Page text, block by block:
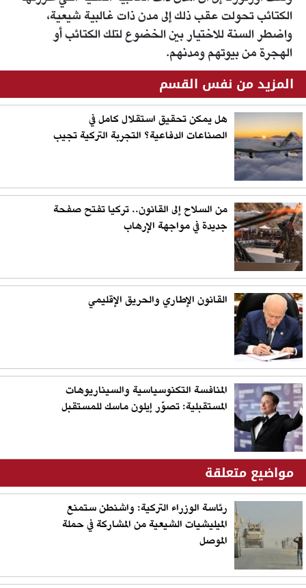
الكتائب تحولت عقب ذلك إلى مدن ذات غالبية شيعية،
واضطر السنة للاختيار بين الخضوع لتلك الكتائب أو
الهجرة من بيوتهم ومدنهم.
المزيد من نفس القسم
هل يمكن تحقيق استقلال كامل في
الصناعات الدفاعية؟ التجربة التركية تجيب
من السلاح إلى القانون.. تركيا تفتح صفحة
جديدة في مواجهة الإرهاب
القانون الإطاري والحريق الإقليمي
المنافسة التكنوسياسية والسيناريوهات
المستقبلية: تصوّر إيلون ماسك للمستقبل
مواضيع متعلقة
رئاسة الوزراء التركية: واشنطن ستمنع
الميليشيات الشيعية من المشاركة في حملة
الموصل